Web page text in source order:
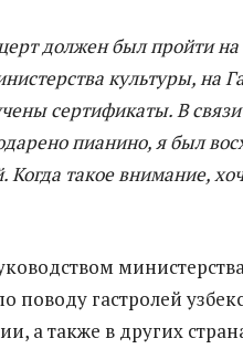
должен был пройти
культуры, на
сертификаты. В
пианино, я был
такое внимание,
поводу гастролей
а также в других